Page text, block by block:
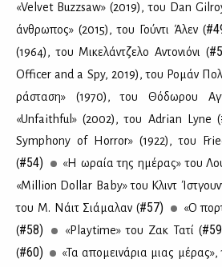
«Velvet Buzzsaw» (2019), του Dan
άν­θρω­πος» (2015), του Γού­ντι Άλεν (
(1964), του Mι­κε­λάν­τζε­λο Αντο­νιό­νι (
Officer and a Spy, 2019), του Ρο­μάν
ρά­στα­ση» (1970), του Θό­δω­ρου
«Unfaithful» (2002), του Adrian Lyne (
Symphony of Horror» (1922), του
(#54) «Η ωραία της ημέ­ρας» του
«Million Dollar Baby» του Κλιντ
του Μ. Νάιτ Σιά­μα­λαν (#57)
«Ο
(#58) «Playtime» του Ζακ Τα­τί (
(#60) «Τα απο­μει­νά­ρια μιας μέ­ρας»,